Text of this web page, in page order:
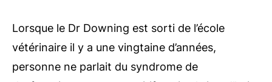
Lorsque le Dr Downing est sorti de l’école
vétérinaire il y a une vingtaine d’années,
personne ne parlait du syndrome de